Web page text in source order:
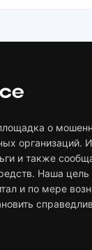
о
и также
Наша
и по мере